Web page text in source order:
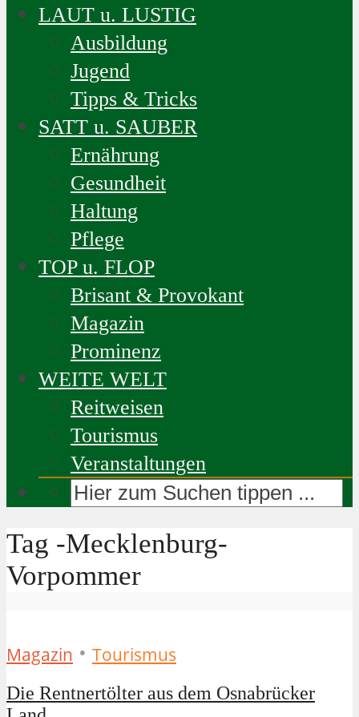
LAUT u. LUSTIG
Ausbildung
Jugend
Tipps & Tricks
SATT u. SAUBER
Ernährung
Gesundheit
Haltung
Pflege
TOP u. FLOP
Brisant & Provokant
Magazin
Prominenz
WEITE WELT
Reitweisen
Tourismus
Veranstaltungen
Tag -Mecklenburg-
Vorpommer
Magazin • Tourismus
Die Rentnertölter aus dem Osnabrücker